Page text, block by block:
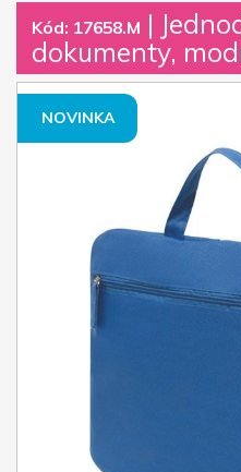
Kód: 17658.M |
dokumenty,
NOVINKA